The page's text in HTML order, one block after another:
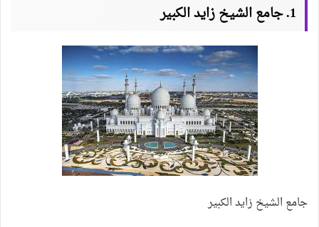
1. جامع الشيخ زايد الكبير
جامع الشيخ زايد الكبير